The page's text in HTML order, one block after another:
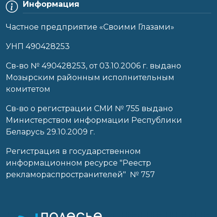
Информация
Частное предприятие «Своими Глазами»
УНП 490428253
Cв-во № 490428253, от 03.10.2006 г. выдано
Мозырским районным исполнительным
комитетом
Св-во о регистрации СМИ № 755 выдано
Министерством информации Республики
Беларусь 29.10.2009 г.
Регистрация в государственном
информационном ресурсе "Реестр
рекламораспространителей" № 757